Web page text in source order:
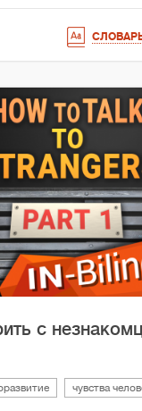
с
чувства